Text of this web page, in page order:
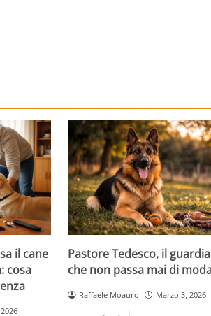
il cane
cosa
Pastore Tedesco, il
che non passa mai di
Raffaele Moauro Marzo 3, 2026